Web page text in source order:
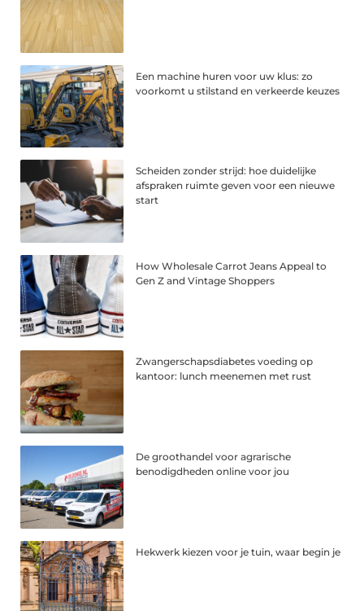
Een machine huren voor uw klus: zo
voorkomt u stilstand en verkeerde keuzes
Scheiden zonder strijd: hoe duidelijke
afspraken ruimte geven voor een nieuwe
start
How Wholesale Carrot Jeans Appeal to
Gen Z and Vintage Shoppers
Zwangerschapsdiabetes voeding op
kantoor: lunch meenemen met rust
De groothandel voor agrarische
benodigdheden online voor jou
Hekwerk kiezen voor je tuin, waar begin je